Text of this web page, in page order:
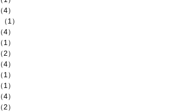
（4）
（1）
（4）
（1）
（2）
（4）
（1）
（1）
（4）
（2）